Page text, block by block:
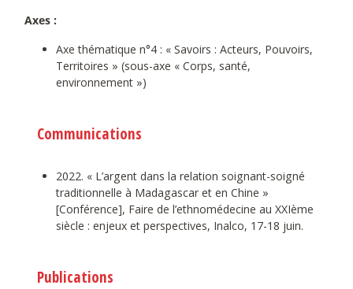
Axes :
Axe thématique n°4 : « Savoirs : Acteurs, Pouvoirs,
Territoires » (sous-axe « Corps, santé,
environnement »)
Communications
2022. « L’argent dans la relation soignant-soigné
traditionnelle à Madagascar et en Chine »
[Conférence], Faire de l’ethnomédecine au XXIème
siècle : enjeux et perspectives, Inalco, 17-18 juin.
Publications